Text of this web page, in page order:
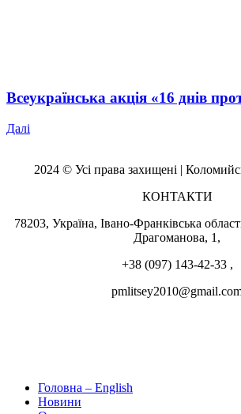
Всеукраїнська акція «16 днів
Далі
2024 © Усі права захищені |
КОНТАКТИ
78203, Україна, Івано-Франківська
Драгоманова, 1,
+38 (097) 143-42-33 ,
Головна – English
Новини